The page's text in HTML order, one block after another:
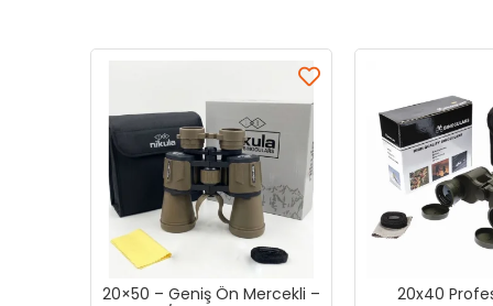
20×50 – Geniş Ön Mercekli –
20x40